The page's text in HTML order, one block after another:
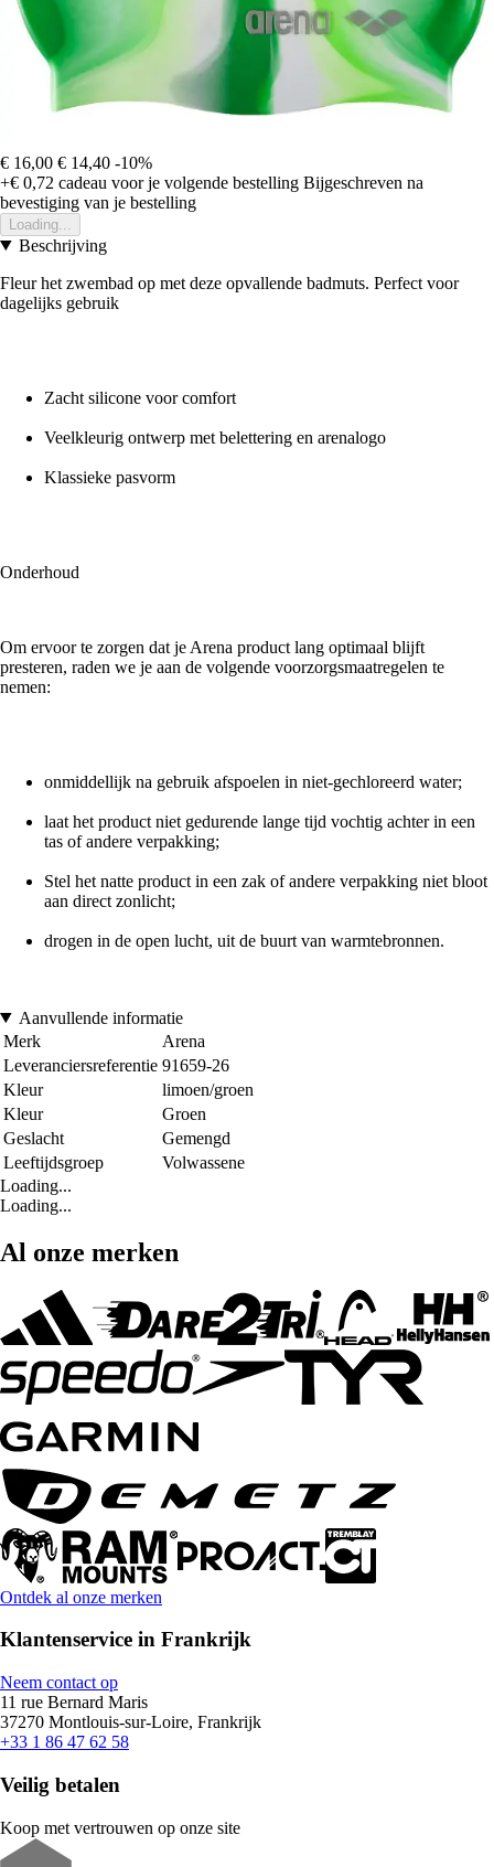
€ 16,00 € 14,40 -10%
+€ 0,72 cadeau voor je volgende bestelling Bijgeschreven na
bevestiging van je bestelling
Loading...
Beschrijving
Fleur het zwembad op met deze opvallende badmuts. Perfect voor
dagelijks gebruik
Zacht silicone voor comfort
Veelkleurig ontwerp met belettering en arenalogo
Klassieke pasvorm
Onderhoud
Om ervoor te zorgen dat je Arena product lang optimaal blijft
presteren, raden we je aan de volgende voorzorgsmaatregelen te
nemen:
onmiddellijk na gebruik afspoelen in niet-gechloreerd water;
laat het product niet gedurende lange tijd vochtig achter in een
tas of andere verpakking;
Stel het natte product in een zak of andere verpakking niet bloot
aan direct zonlicht;
drogen in de open lucht, uit de buurt van warmtebronnen.
Aanvullende informatie
Merk
Arena
Leveranciersreferentie 91659-26
Kleur
limoen/groen
Kleur
Groen
Geslacht
Gemengd
Leeftijdsgroep
Volwassene
Loading...
Loading...
Al onze merken
Ontdek al onze merken
Klantenservice in Frankrijk
Neem contact op
11 rue Bernard Maris
37270 Montlouis-sur-Loire, Frankrijk
+33 1 86 47 62 58
Veilig betalen
Koop met vertrouwen op onze site